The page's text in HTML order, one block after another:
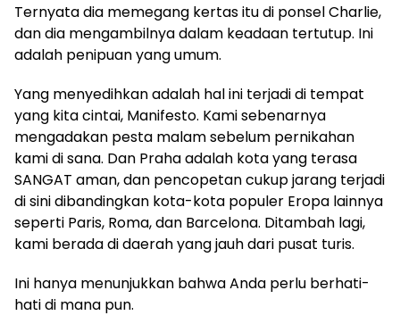
Ternyata dia memegang kertas itu di ponsel Charlie,
dan dia mengambilnya dalam keadaan tertutup. Ini
adalah penipuan yang umum.
Yang menyedihkan adalah hal ini terjadi di tempat
yang kita cintai, Manifesto. Kami sebenarnya
mengadakan pesta malam sebelum pernikahan
kami di sana. Dan Praha adalah kota yang terasa
SANGAT aman, dan pencopetan cukup jarang terjadi
di sini dibandingkan kota-kota populer Eropa lainnya
seperti Paris, Roma, dan Barcelona. Ditambah lagi,
kami berada di daerah yang jauh dari pusat turis.
Ini hanya menunjukkan bahwa Anda perlu berhati-
hati di mana pun.